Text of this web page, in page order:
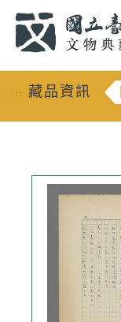
::: 藏品資訊